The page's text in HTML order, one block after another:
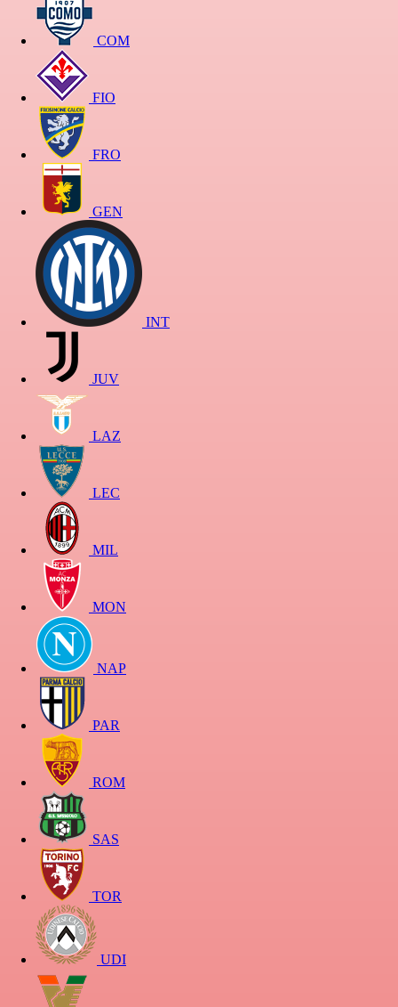
COM
FIO
FRO
GEN
INT
JUV
LAZ
LEC
MIL
MON
NAP
PAR
ROM
SAS
TOR
UDI